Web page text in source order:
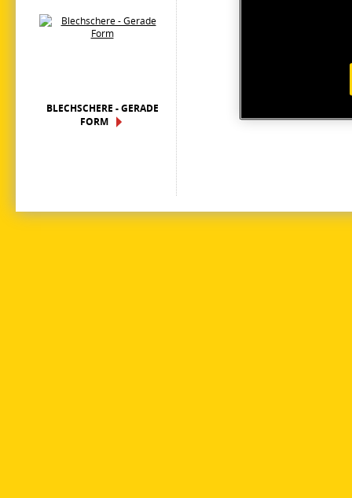
BLECHSCHERE - GERADE
FORM